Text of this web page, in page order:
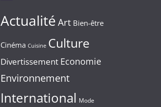
ActualitéArt Bien-être
Cinéma Cuisine Culture
Divertissement Economie
Environnement
International Mode